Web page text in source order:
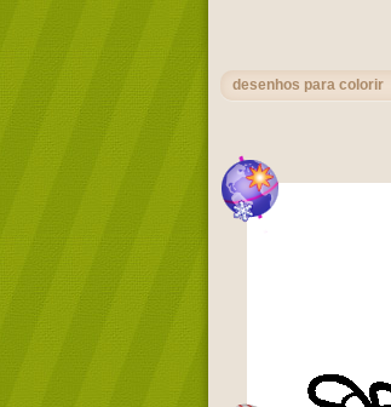
desenhos para colorir